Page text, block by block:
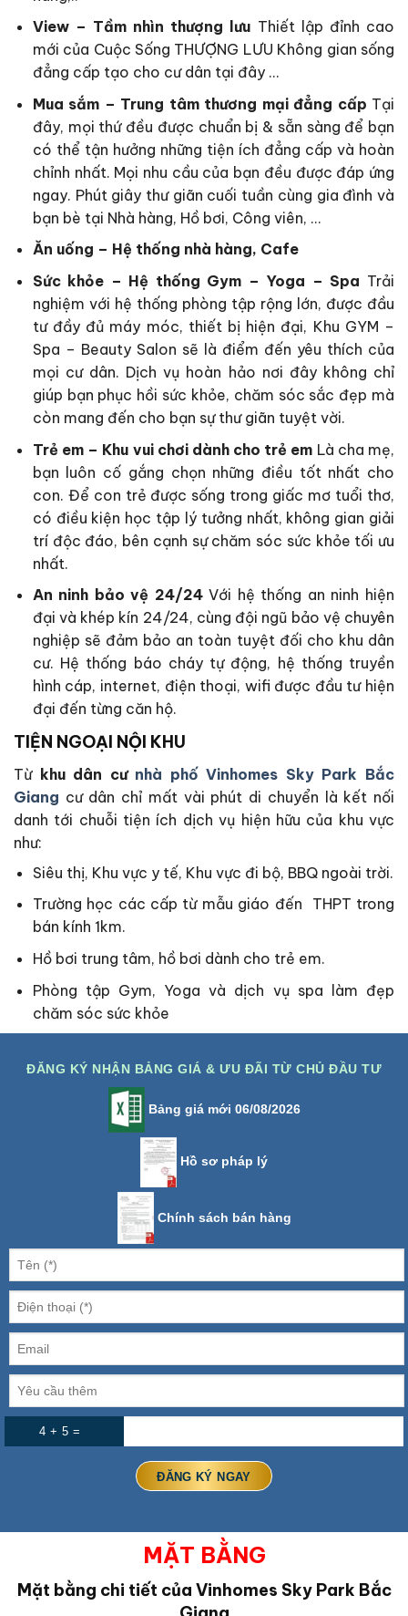
View – Tầm nhìn thượng lưu Thiết lập đỉnh cao
mới của Cuộc Sống THƯỢNG LƯU Không gian sống
đẳng cấp tạo cho cư dân tại đây …
Mua sắm – Trung tâm thương mại đẳng cấp Tại
đây, mọi thứ đều được chuẩn bị & sẵn sàng để bạn
có thể tận hưởng những tiện ích đẳng cấp và hoàn
chỉnh nhất. Mọi nhu cầu của bạn đều được đáp ứng
ngay. Phút giây thư giãn cuối tuần cùng gia đình và
bạn bè tại Nhà hàng, Hồ bơi, Công viên, …
Ăn uống – Hệ thống nhà hàng, Cafe
Sức khỏe – Hệ thống Gym – Yoga – Spa Trải
nghiệm với hệ thống phòng tập rộng lớn, được đầu
tư đầy đủ máy móc, thiết bị hiện đại, Khu GYM –
Spa – Beauty Salon sẽ là điểm đến yêu thích của
mọi cư dân. Dịch vụ hoàn hảo nơi đây không chỉ
giúp bạn phục hồi sức khỏe, chăm sóc sắc đẹp mà
còn mang đến cho bạn sự thư giãn tuyệt vời.
Trẻ em – Khu vui chơi dành cho trẻ em Là cha mẹ,
bạn luôn cố gắng chọn những điều tốt nhất cho
con. Để con trẻ được sống trong giấc mơ tuổi thơ,
có điều kiện học tập lý tưởng nhất, không gian giải
trí độc đáo, bên cạnh sự chăm sóc sức khỏe tối ưu
nhất.
An ninh bảo vệ 24/24Với hệ thống an ninh hiện
đại và khép kín 24/24, cùng đội ngũ bảo vệ chuyên
nghiệp sẽ đảm bảo an toàn tuyệt đối cho khu dân
cư. Hệ thống báo cháy tự động, hệ thống truyền
hình cáp, internet, điện thoại, wifi được đầu tư hiện
đại đến từng căn hộ.
TIỆN NGOẠI NỘI KHU
Từ khu dân cư nhà phố Vinhomes Sky Park Bắc
Giang cư dân chỉ mất vài phút di chuyển là kết nối
danh tới chuỗi tiện ích dịch vụ hiện hữu của khu vực
như:
Siêu thị, Khu vực y tế, Khu vực đi bộ, BBQ ngoài trời.
Trường học các cấp từ mẫu giáo đến THPT trong
bán kính 1km.
Hồ bơi trung tâm, hồ bơi dành cho trẻ em.
Phòng tập Gym, Yoga và dịch vụ spa làm đẹp
chăm sóc sức khỏe
ĐĂNG KÝ NHẬN BẢNG GIÁ & ƯU ĐÃI TỪ CHỦ ĐẦU TƯ
Bảng giá mới 06/08/2026
Hồ sơ pháp lý
Chính sách bán hàng
4 + 5 =
MẶT BẰNG
Mặt bằng chi tiết của Vinhomes Sky Park Bắc